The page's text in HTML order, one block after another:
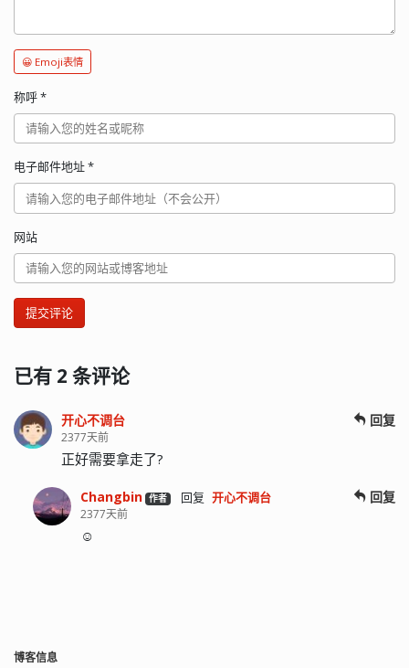
😀 Emoji表情
称呼*
电子邮件地址*
网站
提交评论
已有 2 条评论
开心不调台
2377天前
回复
正好需要拿走了?
Changbin 作者 回复 开心不调台
2377天前
回复
☺️
博客信息